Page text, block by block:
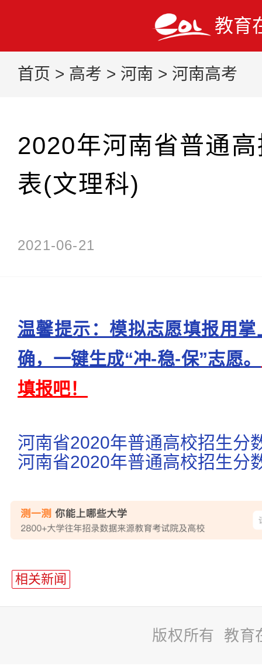
教育
首页 > 高考 > 河南 > 河南高考
2020年河南省普通
表(文理科)
2021-06-21
温馨提示：模拟志愿填报用
确，一键生成“冲-稳-保”志愿。
填报吧！
河南省2020年普通高校招生分
河南省2020年普通高校招生分
相关新闻
版权所有 教育